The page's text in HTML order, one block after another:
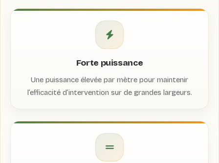
Forte puissance
Une puissance élevée par mètre pour maintenir
l’efficacité d’intervention sur de grandes largeurs.